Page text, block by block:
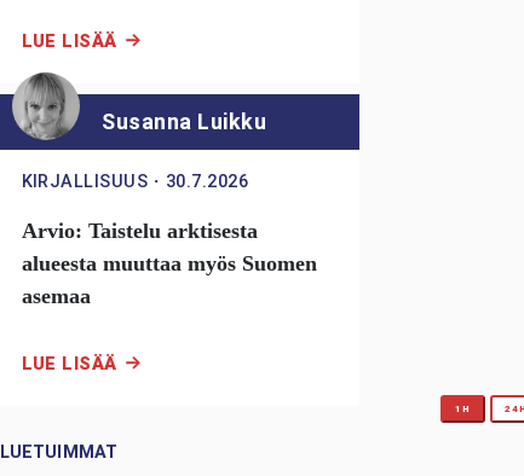
LUE LISÄÄ
Susanna Luikku
KIRJALLISUUS ・ 30.7.2026
Arvio: Taistelu arktisesta
alueesta muuttaa myös Suomen
asemaa
LUE LISÄÄ
LUETUIMMAT
1H